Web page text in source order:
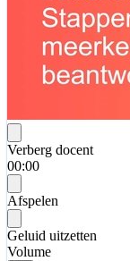
Verberg docent
00:00
Afspelen
Geluid uitzetten
Volume